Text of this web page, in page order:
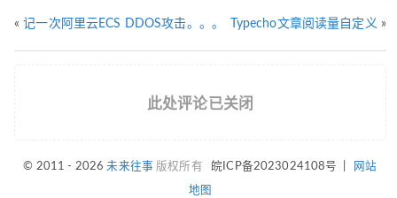
«记一次阿里云ECS DDOS攻击。。。 Typecho文章阅读量自定义 »
此处评论已关闭
© 2011 - 2026未来往事 版权所有 皖ICP备2023024108号 网站
地图